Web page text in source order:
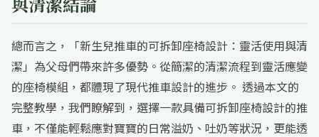
總而言之，「新生兒推車的可拆卸座椅設計：靈活使用與清
潔」為父母們帶來許多優勢。從簡潔的清潔流程到靈活應變
的座椅模組，都體現了現代推車設計的進步。 透過本文的
完整教學，我們瞭解到，選擇一款具備可拆卸座椅設計的推
車，不僅能輕鬆應對寶寶的日常溢奶、吐奶等狀況，更能透